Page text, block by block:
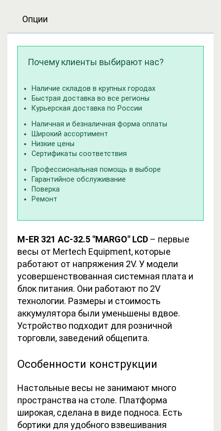
Опции
Почему клиенты выбирают нас?
Наличие складов в крупных городах
Быстрая доставка во все регионы
Курьерская доставка по России
Наличная и безналичная форма оплаты
Широкий ассортимент
Низкие цены
Сертификаты соответствия
Профессиональная помощь в выборе
Гарантийное обслуживание
Поверка
Ремонт
M-ER 321 AC-32.5 "MARGO" LCD – первые
весы от Mertech Equipment, которые
работают от напряжения 2V. У модели
усовершенствованная системная плата и
блок питания. Они работают по 2V
технологии. Размеры и стоимость
аккумулятора были уменьшены вдвое.
Устройство подходит для розничной
торговли, заведений общепита.
Особенности конструкции
Настольные весы не занимают много
пространства на столе. Платформа
широкая, сделана в виде подноса. Есть
бортики для удобного взвешивания